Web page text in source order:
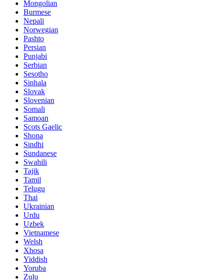
Mongolian
Burmese
Nepali
Norwegian
Pashto
Persian
Punjabi
Serbian
Sesotho
Sinhala
Slovak
Slovenian
Somali
Samoan
Scots Gaelic
Shona
Sindhi
Sundanese
Swahili
Tajik
Tamil
Telugu
Thai
Ukrainian
Urdu
Uzbek
Vietnamese
Welsh
Xhosa
Yiddish
Yoruba
Zulu